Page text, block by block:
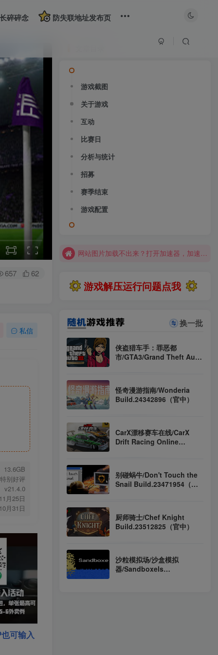
碎碎念 防失联地址发布页
657 62
私信
13.6GB
特别好评
v21.4.0
月25日
月31日
可输入
游戏截图
关于游戏
互动
比赛日
分析与统计
招募
赛季结束
游戏配置
网站图片加载不出来？打开加速器，加速steam，清空浏览器缓存试试
大部分游戏解压安装问题可通过网站首页运行教程排查解决
游戏解压运行问题点我
换一批
侠盗猎车手：罪恶都
市/GTA3/Grand Theft Auto
怪奇漫游指南/Wonderia
Build.24342896（官中）
CarX漂移赛车在线/CarX
Drift Racing Online
别碰蜗牛/Don't Touch the
Snail Build.23471954（官
厨师骑士/Chef Knight
Build.23512825（官中）
沙粒模拟场/沙盒模拟
器/Sandboxels